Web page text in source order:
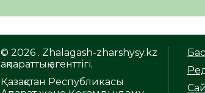
© 2026 . Zhalagash-zharshysy.kz
ақпараттық агенттігі.
Қазақстан Республикасы